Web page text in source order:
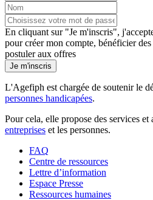
En cliquant sur "Je m'inscris",
pour créer mon compte, bénéficier
postuler aux offres
Je m'inscris
L'Agefiph est chargée de soutenir le
personnes handicapées.
Pour cela, elle propose des services
entreprises et les personnes.
FAQ
Centre de ressources
Lettre d’information
Espace Presse
Ressources humaines